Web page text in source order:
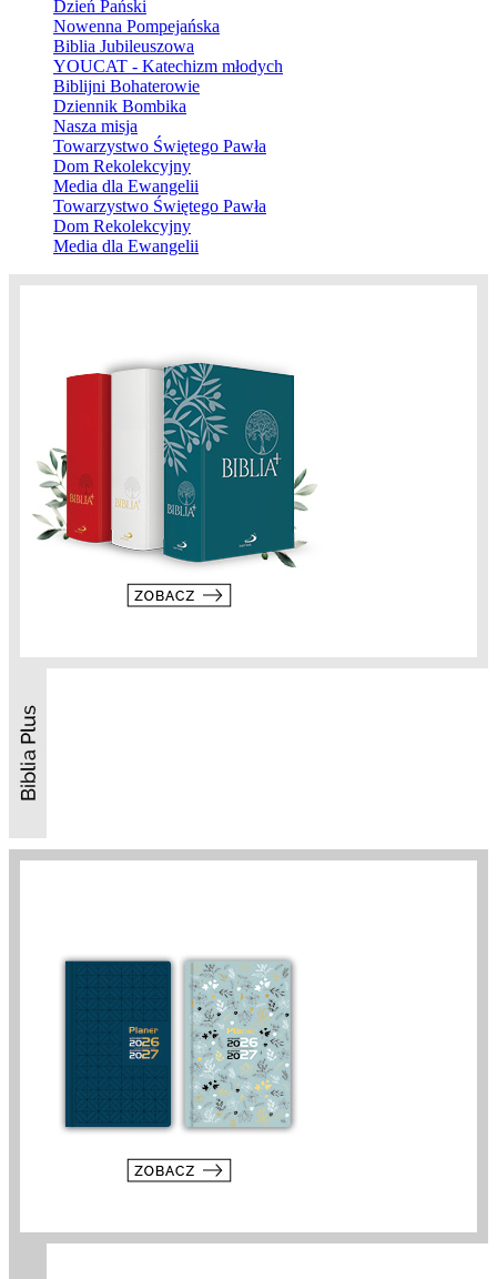
Dzień Pański
Nowenna Pompejańska
Biblia Jubileuszowa
YOUCAT - Katechizm młodych
Biblijni Bohaterowie
Dziennik Bombika
Nasza misja
Towarzystwo Świętego Pawła
Dom Rekolekcyjny
Media dla Ewangelii
Towarzystwo Świętego Pawła
Dom Rekolekcyjny
Media dla Ewangelii